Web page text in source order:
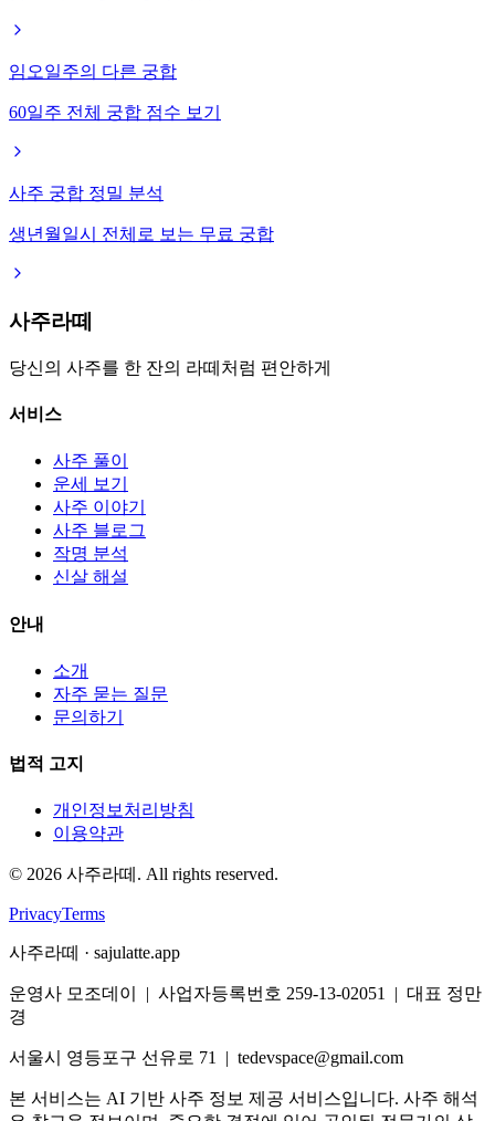
임오일주의 다른 궁합
60일주 전체 궁합 점수 보기
사주 궁합 정밀 분석
생년월일시 전체로 보는 무료 궁합
사주라떼
당신의 사주를 한 잔의 라떼처럼 편안하게
서비스
사주 풀이
운세 보기
사주 이야기
사주 블로그
작명 분석
신살 해설
안내
소개
자주 묻는 질문
문의하기
법적 고지
개인정보처리방침
이용약관
© 2026 사주라떼. All rights reserved.
PrivacyTerms
사주라떼 · sajulatte.app
운영사 모조데이 | 사업자등록번호 259-13-02051 | 대표 정만
경
서울시 영등포구 선유로 71 | tedevspace@gmail.com
본 서비스는 AI 기반 사주 정보 제공 서비스입니다. 사주 해석